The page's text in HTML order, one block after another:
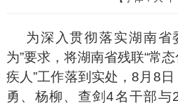
为深入贯彻落实湖南省
为”要求，将湖南省残联“常
疾人”工作落到实处，8月8
勇、杨柳、查剑4名干部